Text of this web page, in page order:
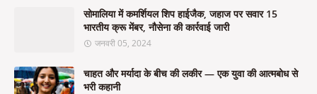
सोमालिया में कमर्शियल शिप हाईजैक, जहाज पर सवार 15
भारतीय क्रू मेंबर, नौसेना की कार्रवाई जारी
जनवरी 05, 2024
चाहत और मर्यादा के बीच की लकीर — एक युवा की आत्मबोध से
भरी कहानी